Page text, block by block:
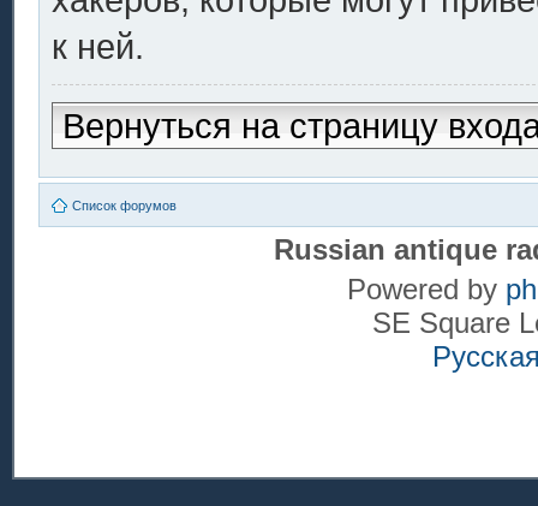
к ней.
Вернуться на страницу
Список форумов
Russian antique
Powered by
SE Square